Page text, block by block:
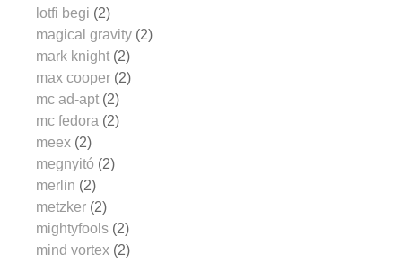
lotfi begi (2)
magical gravity (2)
mark knight (2)
max cooper (2)
mc ad-apt (2)
mc fedora (2)
meex (2)
megnyitó (2)
merlin (2)
metzker (2)
mightyfools (2)
mind vortex (2)